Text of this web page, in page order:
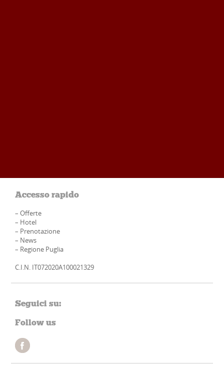
Accesso rapido
–Offerte
– Hotel
– Prenotazione
– News
– Regione Puglia
C.I.N. IT072020A100021329
Seguici su:
Follow us